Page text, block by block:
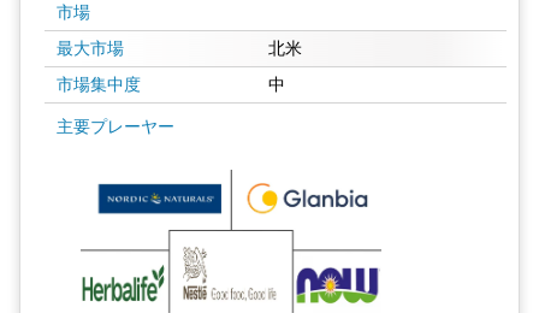
市場
最大市場 北米
市場集中度 中
主要プレーヤー
画像 © Mordor Intelligence。再利用にはCC BY 4.0の表示が必要です。